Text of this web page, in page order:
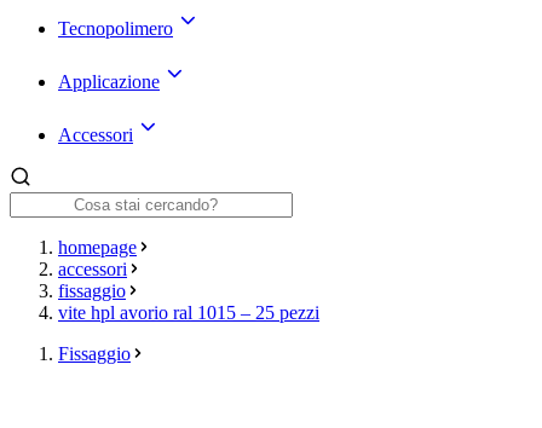
Tecnopolimero
Applicazione
Accessori
homepage
accessori
fissaggio
vite hpl avorio ral 1015 – 25 pezzi
Fissaggio